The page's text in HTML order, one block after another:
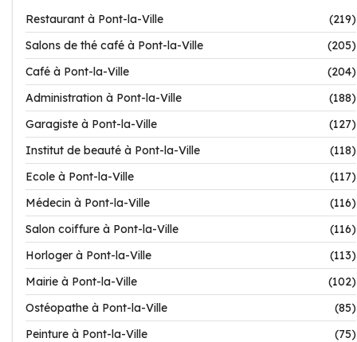
Restaurant à Pont-la-Ville
(219)
Salons de thé café à Pont-la-Ville
(205)
Café à Pont-la-Ville
(204)
Administration à Pont-la-Ville
(188)
Garagiste à Pont-la-Ville
(127)
Institut de beauté à Pont-la-Ville
(118)
Ecole à Pont-la-Ville
(117)
Médecin à Pont-la-Ville
(116)
Salon coiffure à Pont-la-Ville
(116)
Horloger à Pont-la-Ville
(113)
Mairie à Pont-la-Ville
(102)
Ostéopathe à Pont-la-Ville
(85)
Peinture à Pont-la-Ville
(75)